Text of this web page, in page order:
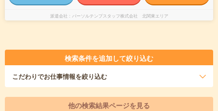
派遣会社 パーソルテンプスタッフ株式会社 北関東エリア
検索条件を追加して絞り込む
こだわりでお仕事情報を絞り込む
他の検索結果ページを見る